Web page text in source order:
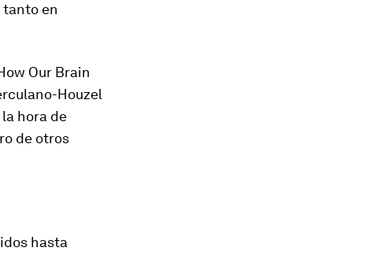
en
Our Brain
Houzel
hora de
de otros
hasta